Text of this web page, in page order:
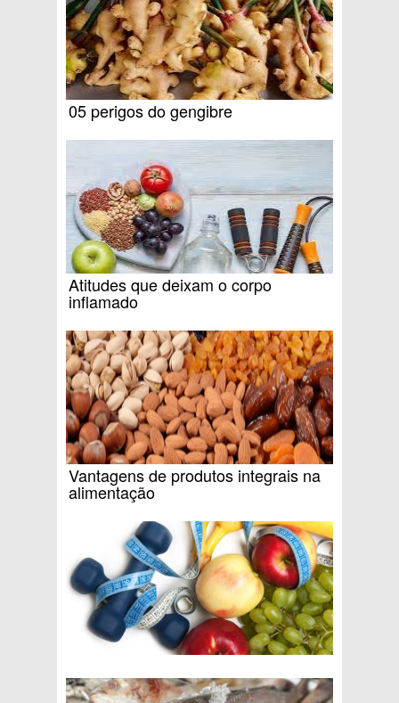
05 perigos do gengibre
Atitudes que deixam o corpo
inflamado
Vantagens de produtos integrais na
alimentação